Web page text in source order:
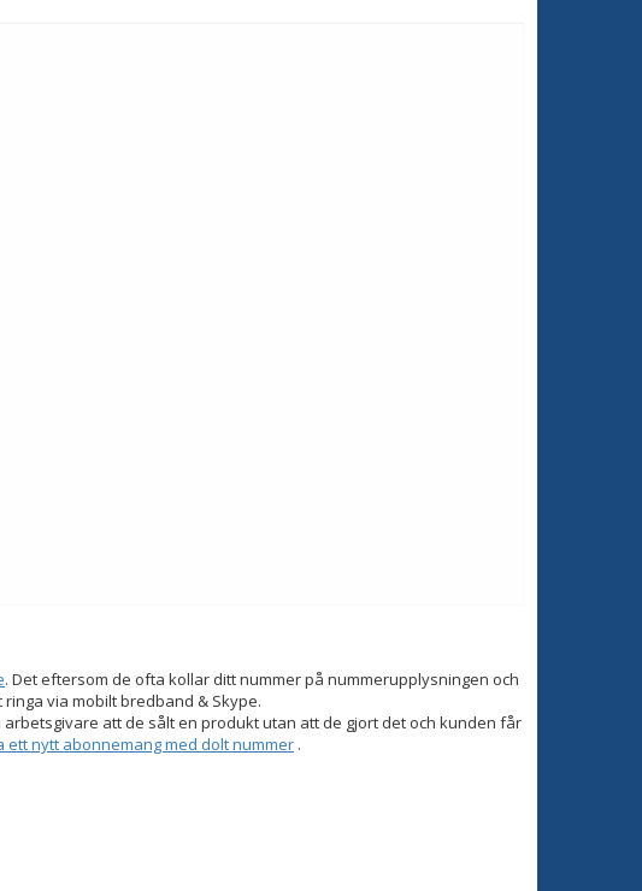
. Det eftersom de ofta kollar ditt nummer på nummerupplysningen och
via mobilt bredband & Skype.
att de sålt en produkt utan att de gjort det och kunden får
ett nytt abonnemang med dolt nummer .